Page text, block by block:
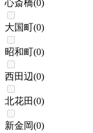
心斎橋(0)
大国町(0)
昭和町(0)
西田辺(0)
北花田(0)
新金岡(0)